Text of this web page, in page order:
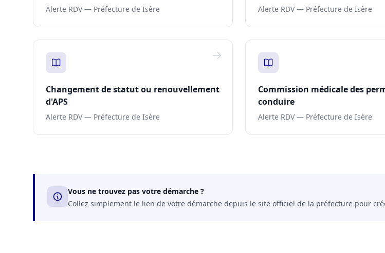
Alerte RDV — Préfecture de Isère Alerte RDV — Préfecture de Isère
Changement de statut ou renouvellement
d'APS
Alerte RDV — Préfecture de Isère
Commission médicale des
conduire
Alerte RDV — Préfecture de Isère
Vous ne trouvez pas votre démarche ?
Collez simplement le lien de votre démarche depuis le site officiel de la préfecture pour